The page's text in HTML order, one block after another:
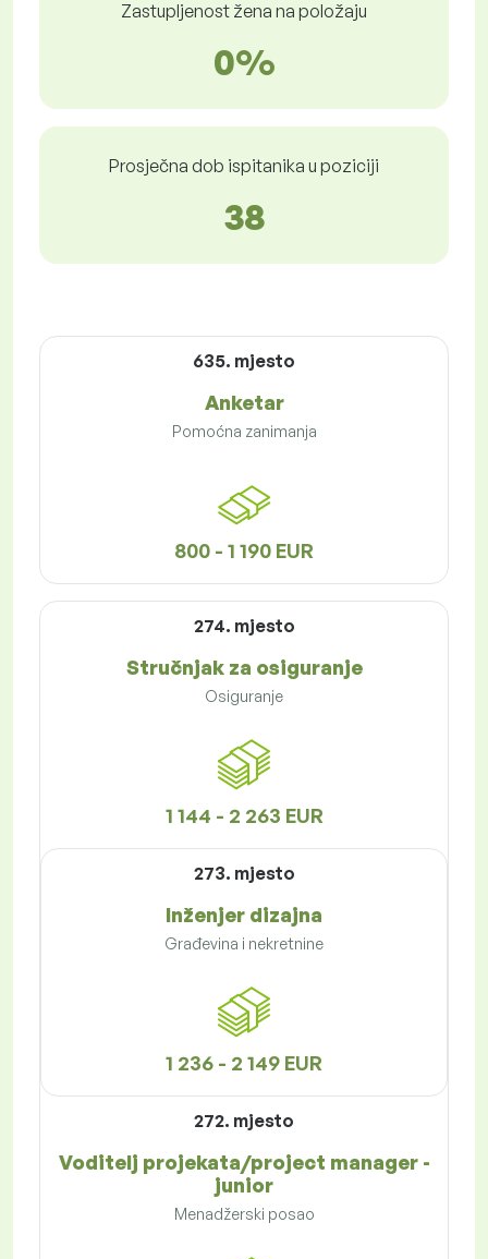
Zastupljenost žena na položaju
0%
Prosječna dob ispitanika u poziciji
38
635. mjesto
Anketar
Pomoćna zanimanja
800 - 1 190 EUR
274. mjesto
Stručnjak za osiguranje
Osiguranje
1 144 - 2 263 EUR
273. mjesto
Inženjer dizajna
Građevina i nekretnine
1 236 - 2 149 EUR
272. mjesto
Voditelj projekata/project manager -
junior
Menadžerski posao